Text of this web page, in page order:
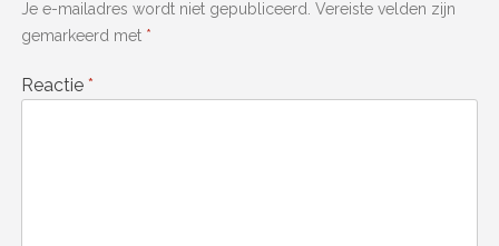
Je e-mailadres wordt niet gepubliceerd. Vereiste velden zijn
gemarkeerd met *
Reactie *